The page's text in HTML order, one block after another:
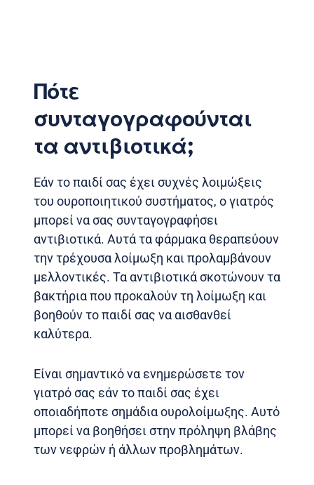
Πότε
συνταγογραφούνται
τα αντιβιοτικά;
Εάν το παιδί σας έχει συχνές λοιμώξεις
του ουροποιητικού συστήματος, ο γιατρός
μπορεί να σας συνταγογραφήσει
αντιβιοτικά. Αυτά τα φάρμακα θεραπεύουν
την τρέχουσα λοίμωξη και προλαμβάνουν
μελλοντικές. Τα αντιβιοτικά σκοτώνουν τα
βακτήρια που προκαλούν τη λοίμωξη και
βοηθούν το παιδί σας να αισθανθεί
καλύτερα.
Είναι σημαντικό να ενημερώσετε τον
γιατρό σας εάν το παιδί σας έχει
οποιαδήποτε σημάδια ουρολοίμωξης. Αυτό
μπορεί να βοηθήσει στην πρόληψη βλάβης
των νεφρών ή άλλων προβλημάτων.